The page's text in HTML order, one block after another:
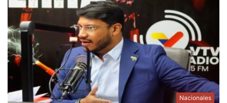
Nacionales